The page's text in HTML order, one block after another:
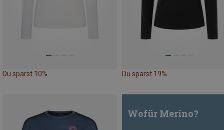
Du sparst 10% Du sparst 19%
Wofür Merino?